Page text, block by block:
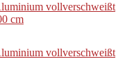
vollverschweißt
cm
vollverschweißt